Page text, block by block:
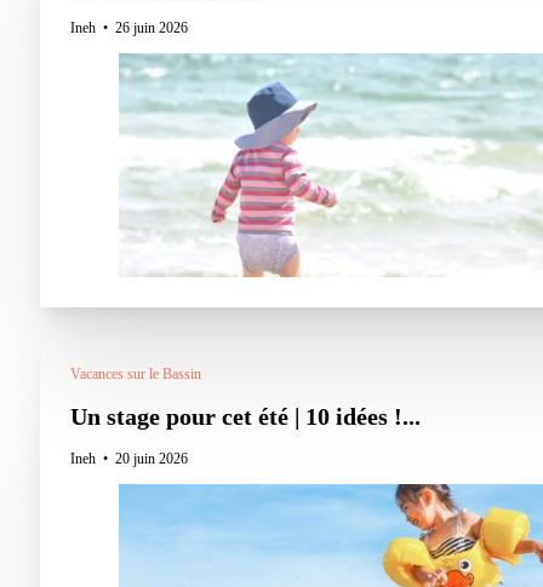
Ineh 26 juin 2026
Vacances sur le Bassin
Un stage pour cet été | 10 idées !...
Ineh 20 juin 2026